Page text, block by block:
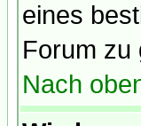
eines
Forum zu
Nach